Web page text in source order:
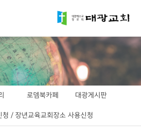
로뎀북카페 대광게시판
청 / 장년교육교회장소 사용신청